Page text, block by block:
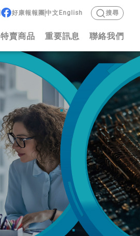
特賣商品 重要訊息 聯絡我們
好康報報團 中文 English 搜尋